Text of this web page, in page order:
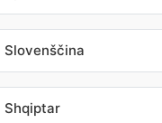
Slovenščina
Shqiptar